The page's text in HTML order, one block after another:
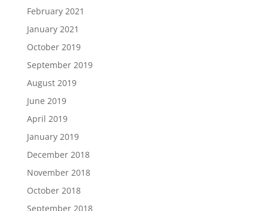
February 2021
January 2021
October 2019
September 2019
August 2019
June 2019
April 2019
January 2019
December 2018
November 2018
October 2018
September 2018